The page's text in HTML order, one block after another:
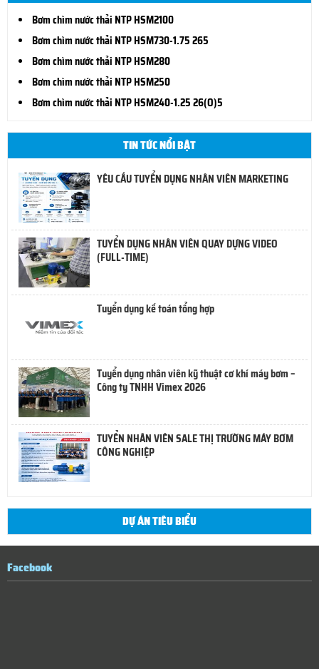
Bơm chìm nước thải NTP HSM2100
Bơm chìm nước thải NTP HSM730-1.75 265
Bơm chìm nước thải NTP HSM280
Bơm chìm nước thải NTP HSM250
Bơm chìm nước thải NTP HSM240-1.25 26(O)5
TIN TỨC NỔI BẬT
YÊU CẦU TUYỂN DỤNG NHÂN VIÊN MARKETING
TUYỂN DỤNG NHÂN VIÊN QUAY DỰNG VIDEO
(FULL-TIME)
Tuyển dụng kế toán tổng hợp
Tuyển dụng nhân viên kỹ thuật cơ khí máy bơm –
Công ty TNHH Vimex 2026
TUYỂN NHÂN VIÊN SALE THỊ TRƯỜNG MÁY BƠM
CÔNG NGHIỆP
DỰ ÁN TIÊU BIỂU
Facebook